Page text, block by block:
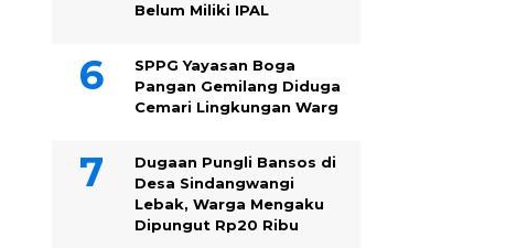
Belum Miliki IPAL
SPPG Yayasan Boga
Pangan Gemilang Diduga
Cemari Lingkungan Warg
Dugaan Pungli Bansos di
Desa Sindangwangi
Lebak, Warga Mengaku
Dipungut Rp20 Ribu